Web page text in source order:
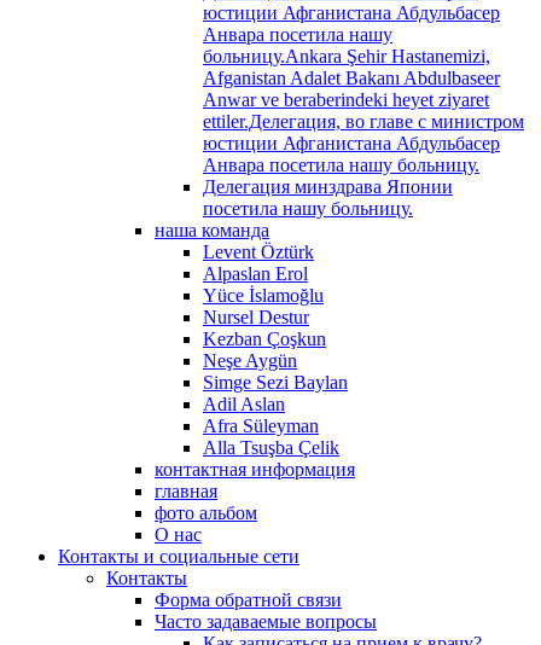
юстиции Афганистана Абдульбасер
Анвара посетила нашу
больницу.Ankara Şehir Hastanemizi,
Afganistan Adalet Bakanı Abdulbaseer
Anwar ve beraberindeki heyet ziyaret
ettiler.Делегация, во главе с министром
юстиции Афганистана Абдульбасер
Анвара посетила нашу больницу.
Делегация минздрава Японии
посетила нашу больницу.
наша команда
Levent Öztürk
Alpaslan Erol
Yüce İslamoğlu
Nursel Destur
Kezban Çoşkun
Neşe Aygün
Simge Sezi Baylan
Adil Aslan
Afra Süleyman
Alla Tsuşba Çelik
контактная информация
главная
фото альбом
О нас
Контакты и социальные сети
Контакты
Форма обратной связи
Часто задаваемые вопросы